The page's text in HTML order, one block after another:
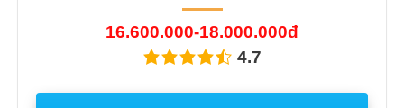
16.600.000-18.000.000đ
4.7